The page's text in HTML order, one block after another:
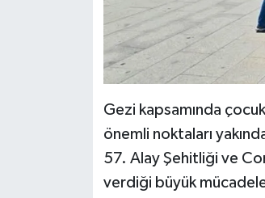
Gezi kapsamında
önemli noktaları
57. Alay Şehitliği ve
verdiği büyük